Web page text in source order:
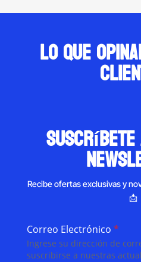
Lo que
Recibe ofertas exclusivas y
📩
Correo Electrónico *
Ingrese su dirección de
suscribirse a nuestras